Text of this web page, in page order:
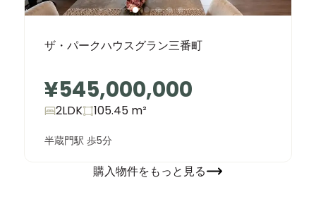
ザ・パークハウスグラン三番町
¥545,000,000
2LDK 105.45 m²
半蔵門駅 歩5分
購入物件をもっと見る